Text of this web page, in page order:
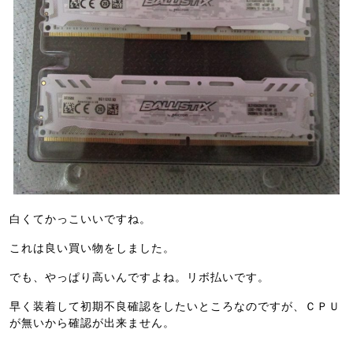
白くてかっこいいですね。
これは良い買い物をしました。
でも、やっぱり高いんですよね。リボ払いです。
早く装着して初期不良確認をしたいところなのですが、ＣＰＵ
が無いから確認が出来ません。